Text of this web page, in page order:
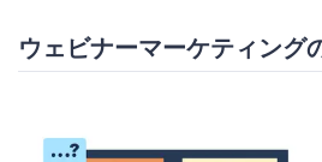
ウェビナーマーケティング